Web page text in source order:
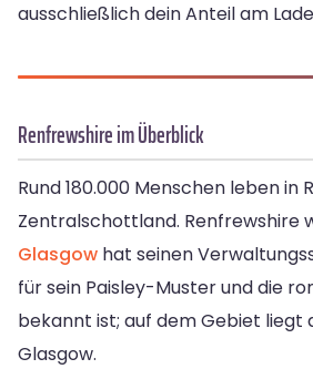
ausschließlich dein Anteil am
Renfrewshire im Überblick
Rund 180.000 Menschen leben in
Zentralschottland. Renfrewshire
Glasgow hat seinen
für sein Paisley-Muster und die
bekannt ist; auf dem Gebiet liegt
Glasgow.